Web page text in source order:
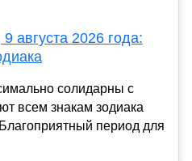
августа 2026 года:
солидарны с
всем знакам зодиака
период для